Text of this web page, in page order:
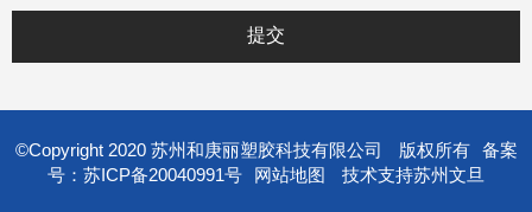
©Copyright 2020 苏州和庚丽塑胶科技有限公司 版权所有
备案
号：苏ICP备20040991号
网站地图 技术支持苏州文旦